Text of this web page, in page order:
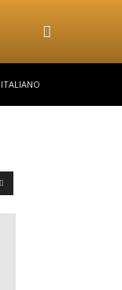
ITALIANO